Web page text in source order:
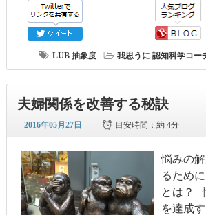
LUB 抽象度 我思うに 認知科学コー
夫婦関係を改善する秘訣
2016年05月27日 目安時間：約 4分
悩みの
るため
とは？
を達成